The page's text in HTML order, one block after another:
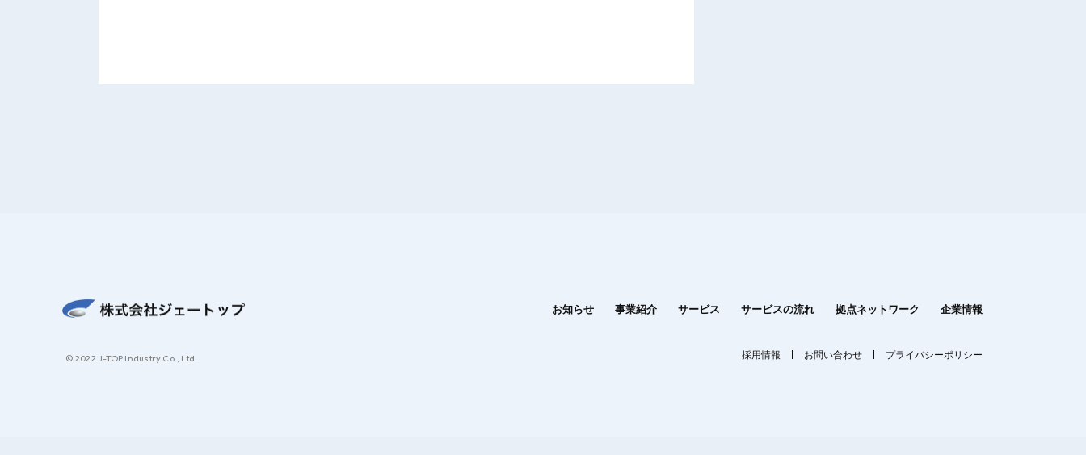
お知らせ 事業紹介 サービス サービスの流れ 拠点ネットワーク 企業情報
採用情報 お問い合わせ プライバシーポリシー
© 2022 J-TOP Industry Co., Ltd..